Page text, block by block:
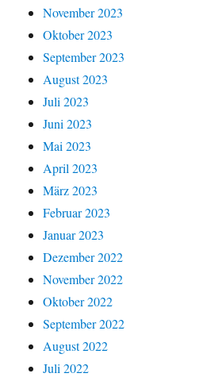
November 2023
Oktober 2023
September 2023
August 2023
Juli 2023
Juni 2023
Mai 2023
April 2023
März 2023
Februar 2023
Januar 2023
Dezember 2022
November 2022
Oktober 2022
September 2022
August 2022
Juli 2022